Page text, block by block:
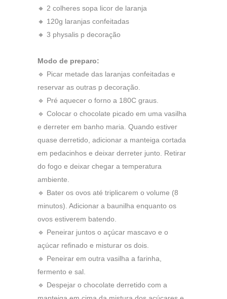
🔸 2 colheres sopa licor de laranja
🔸 120g laranjas confeitadas
🔸 3 physalis p decoração
Modo de preparo:
🔹 Picar metade das laranjas confeitadas e
reservar as outras p decoração.
🔹 Pré aquecer o forno a 180C graus.
🔹 Colocar o chocolate picado em uma vasilha
e derreter em banho maria. Quando estiver
quase derretido, adicionar a manteiga cortada
em pedacinhos e deixar derreter junto. Retirar
do fogo e deixar chegar a temperatura
ambiente.
🔹 Bater os ovos até triplicarem o volume (8
minutos). Adicionar a baunilha enquanto os
ovos estiverem batendo.
🔹 Peneirar juntos o açúcar mascavo e o
açúcar refinado e misturar os dois.
🔹 Peneirar em outra vasilha a farinha,
fermento e sal.
🔹 Despejar o chocolate derretido com a